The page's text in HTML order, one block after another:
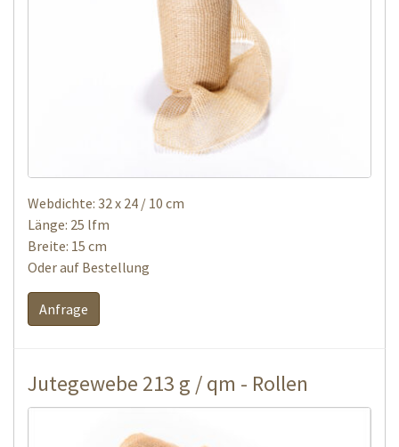
Webdichte: 32 x 24 / 10 cm
Länge: 25 lfm
Breite: 15 cm
Oder auf Bestellung
Anfrage
Jutegewebe 213 g / qm - Rollen